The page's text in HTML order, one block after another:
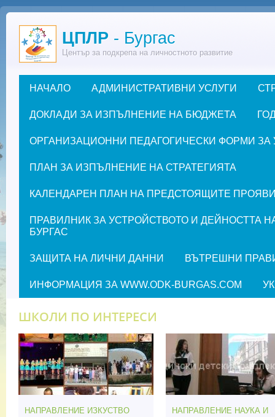
Премини към основното съдържание
ЦПЛР - Бургас
Център за подкрепа на личностното развитие
Основно меню
НАЧАЛО АДМИНИСТРАТИВНИ УСЛУГИ
ДОКЛАДИ ЗА ИЗПЪЛНЕНИЕ НА БЮДЖЕТА
ОРГАНИЗАЦИОННИ ПЕДАГОГИЧЕСКИ ФОРМИ ЗА
ПЛАН ЗА ИЗПЪЛНЕНИЕ НА СТРАТЕГИЯТА
КАЛЕНДАРЕН ПЛАН НА ПРЕДСТОЯЩИТЕ ПРОЯВИ
ПРАВИЛНИК ЗА УСТРОЙСТВОТО И ДЕЙНОСТТА
БУРГАС
ЗАЩИТА НА ЛИЧНИ ДАННИ ВЪТРЕШНИ
ИНФОРМАЦИЯ ЗА WWW.ODK-BURGAS.COM
ШКОЛИ ПО ИНТЕРЕСИ
НАПРАВЛЕНИЕ ИЗКУСТВО
НАПРАВЛЕНИЕ НАУКА И